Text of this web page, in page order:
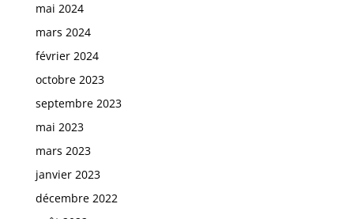
mai 2024
mars 2024
février 2024
octobre 2023
septembre 2023
mai 2023
mars 2023
janvier 2023
décembre 2022